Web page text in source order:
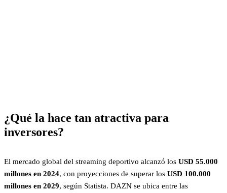
¿Qué la hace tan atractiva para
inversores?
El mercado global del streaming deportivo alcanzó los USD 55.000
millones en 2024, con proyecciones de superar los USD 100.000
millones en 2029, según Statista. DAZN se ubica entre las